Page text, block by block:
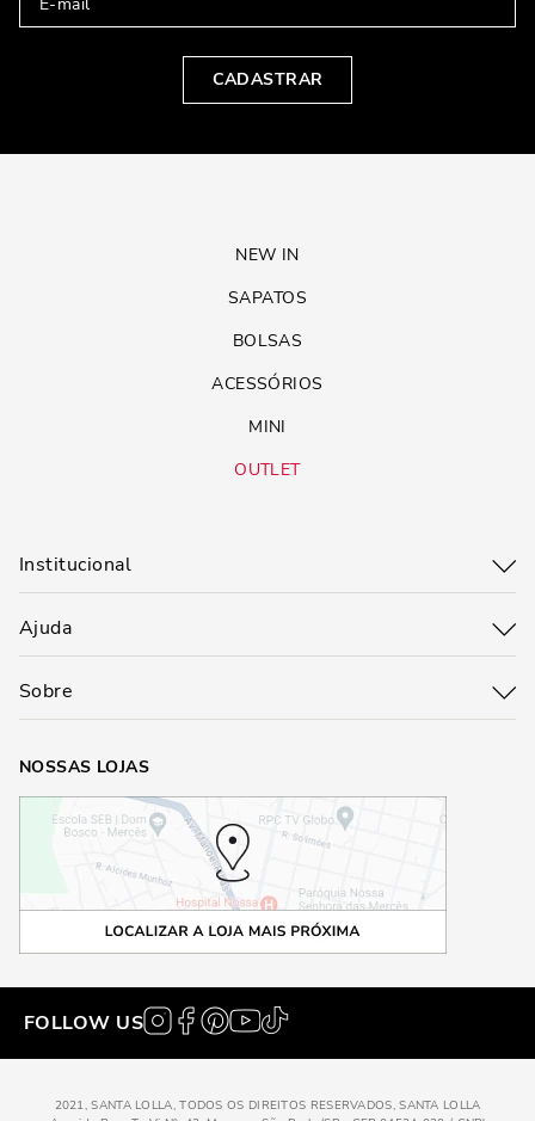
CADASTRAR
NEW IN
SAPATOS
BOLSAS
ACESSÓRIOS
MINI
OUTLET
Institucional
Ajuda
Sobre
NOSSAS LOJAS
FOLLOW US
2021, SANTA LOLLA, TODOS OS DIREITOS RESERVADOS, SANTA LOLLA